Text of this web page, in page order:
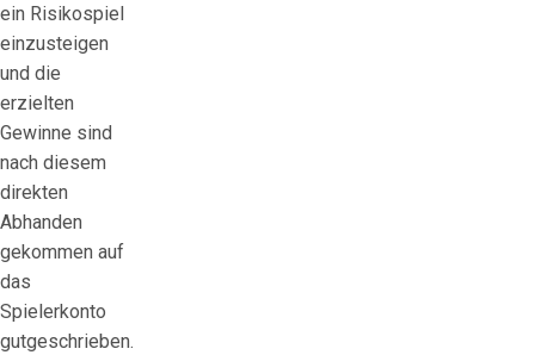
ein Risikospiel
einzusteigen
und die
erzielten
Gewinne sind
nach diesem
direkten
Abhanden
gekommen auf
das
Spielerkonto
gutgeschrieben.